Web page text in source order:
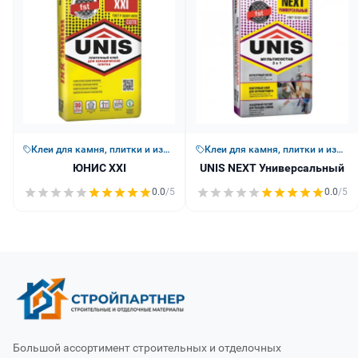
Клеи для камня, плитки и изоляции
ЮНИС XXI
0.0/5
Клеи для камня, плитки и изоляции
UNIS NEXT Универсальный
0.0/5
Большой ассортимент строительных и отделочных